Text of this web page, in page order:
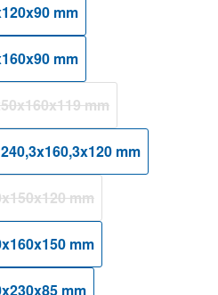
mm
mm
mm
(Diese Option ist zurzeit nicht
240,3x160,3x120 mm
mm
(Diese Option ist zurzeit nicht
mm
mm